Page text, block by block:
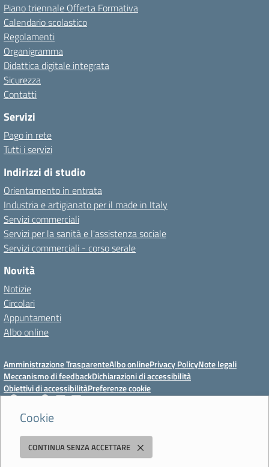
Cookie
CONTINUA SENZA ACCETTARE
Piano triennale Offerta Formativa
Calendario scolastico
Regolamenti
Organigramma
Didattica digitale integrata
Sicurezza
Contatti
Servizi
Pago in rete
Tutti i servizi
Indirizzi di studio
Orientamento in entrata
Industria e artigianato per il made in Italy
Servizi commerciali
Servizi per la sanità e l'assistenza sociale
Servizi commerciali - corso serale
Novità
Notizie
Circolari
Appuntamenti
Albo online
Amministrazione TrasparenteAlbo onlinePrivacy PolicyNote legali
Meccanismo di feedbackDichiarazioni di accessibilità
Obiettivi di accessibilitàPreferenze cookie
Istituto Professionale Statale Socio-Commerciale-Artigianale "Cattaneo -
Deledda"